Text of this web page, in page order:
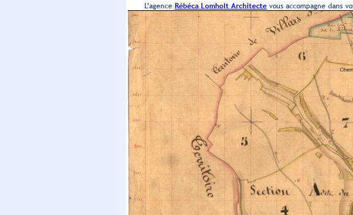
L’agence Rébéca Lomholt Architecte vous accompagne dans
cohérents, également agréée "Mon Accompagnateur Rénov" par
Casino JOA de Bourbonne 1, Place des Bains Tel : 03 25 90 90
et en son Dolby SR. 150 places. Plein Tarif : 8€, tarif Club JOA
Arts Vivants 52
: "Il suffira d'une comptine" de janvier à juin -
rapprocher deux publics éloignés par l'âge et qui pourront
de l'EHPAD et les élèves de maternelle de Bourbonne